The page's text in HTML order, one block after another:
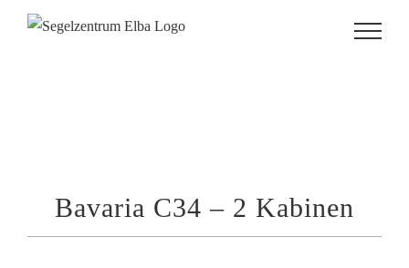
Bavaria C34 – 2 Kabinen